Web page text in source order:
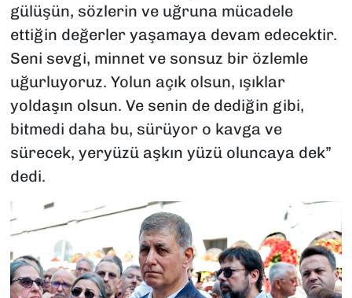
gülüşün, sözlerin ve uğruna mücadele
ettiğin değerler yaşamaya devam edecektir.
Seni sevgi, minnet ve sonsuz bir özlemle
uğurluyoruz. Yolun açık olsun, ışıklar
yoldaşın olsun. Ve senin de dediğin gibi,
bitmedi daha bu, sürüyor o kavga ve
sürecek, yeryüzü aşkın yüzü oluncaya dek”
dedi.